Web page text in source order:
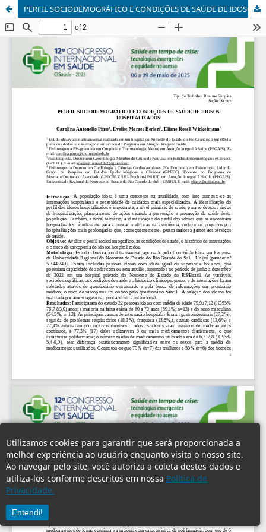
Utilizamos cookies para garantir que será proporcionada a
melhor experiência ao usuário enquanto visita o nosso site.
Ao navegar pelo site, você autoriza a coleta destes dados e
utiliza-los conforme descritos em nossa Política de
Privacidade.
Entendi!
PERFIL SOCIODEMOGRÁFICO E CONDIÇÕES DE SAÚDE DE IDOSOS HOSPITALIZADOS